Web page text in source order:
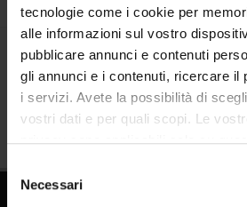
tecnologie come i cookie per
alle informazioni sul vostro
pubblicare annunci e contenuti
gli annunci e i contenuti, ricercare il
i servizi. Avete la possibilità di
vostri dati e per quali scopi. Le
privacy sono applicabili solo su
modificare o revocare il proprio
momento dalla Dichiarazione sui
delNecessari
Condividi